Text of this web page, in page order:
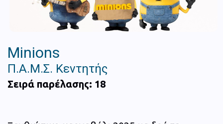
Minions
Π.Α.Μ.Σ. Κεντητής
Σειρά παρέλασης: 18